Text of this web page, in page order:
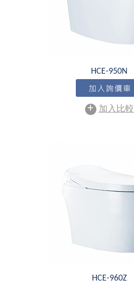
HCE-950N
+ 加入比較
HCE-960Z